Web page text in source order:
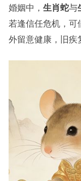
婚姻中， 生肖蛇与
若逢信任危机，可
外留意健康，旧疾